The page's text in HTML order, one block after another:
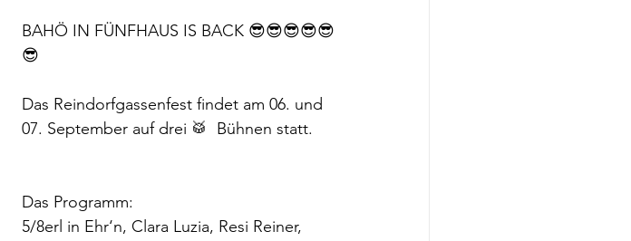
BAHÖ IN FÜNFHAUS IS BACK 😎😎😎😎😎
😎
Das Reindorfgassenfest findet am 06. und
07. September auf drei 🥁  Bühnen statt.
Das Programm:
5/8erl in Ehr‘n, Clara Luzia, Resi Reiner,